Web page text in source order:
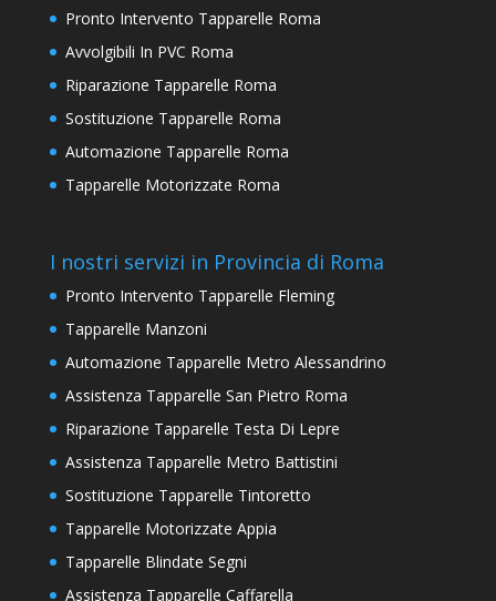
Pronto Intervento Tapparelle Roma
Avvolgibili In PVC Roma
Riparazione Tapparelle Roma
Sostituzione Tapparelle Roma
Automazione Tapparelle Roma
Tapparelle Motorizzate Roma
I nostri servizi in Provincia di Roma
Pronto Intervento Tapparelle Fleming
Tapparelle Manzoni
Automazione Tapparelle Metro Alessandrino
Assistenza Tapparelle San Pietro Roma
Riparazione Tapparelle Testa Di Lepre
Assistenza Tapparelle Metro Battistini
Sostituzione Tapparelle Tintoretto
Tapparelle Motorizzate Appia
Tapparelle Blindate Segni
Assistenza Tapparelle Caffarella